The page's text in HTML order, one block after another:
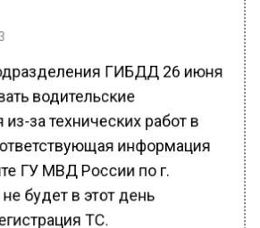
ГИБДД 26 июня
водительские
за технических работ в
информация
ГУ МВД России по г.
будет в этот день
ТС.